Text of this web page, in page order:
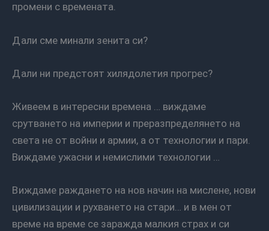
промени с времената.
Дали сме минали зенита си?
Дали ни предстоят хилядолетия прогрес?
Живеем в интересни времена … виждаме
срутването на империи и преразпределянето на
света не от войни и армии, а от технологии и пари.
Виждаме ужасни и немислими технологии …
Виждаме раждането на нов начин на мислене, нови
цивилизации и рухването на стари… и в мен от
време на време се заражда малкия страх и си